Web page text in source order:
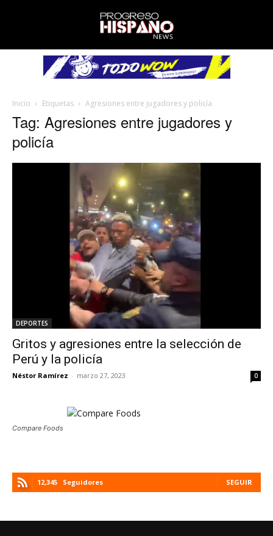
Inicio Etiquetas Agresiones entre jugadores y policía
Tag: Agresiones entre jugadores y
policía
DEPORTES
Gritos y agresiones entre la selección de
Perú y la policía
Néstor Ramírez - marzo 27, 2023 0
Compare Foods
12,345 Seguidores SEGUIR